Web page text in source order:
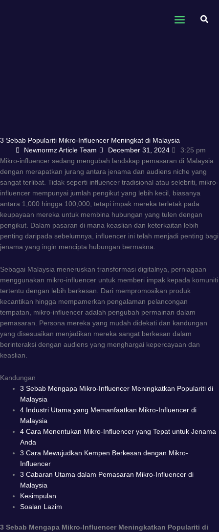
3 Sebab Populariti Mikro-Influencer Meningkat di Malaysia
Newnormz Article Team
December 31, 2024
3:25 pm
Mikro-influencer sedang mengubah landskap pemasaran di Malaysia
dengan merapatkan jurang antara jenama dan audiens niche yang
sangat terlibat. Tidak seperti influencer tradisional atau selebriti, mikro-
influencer mempunyai jumlah pengikut yang lebih kecil, biasanya
antara 1,000 hingga 100,000, tetapi impak mereka terletak pada
keupayaan mereka untuk membina hubungan yang tulen dengan
pengikut. Dalam pasaran di mana keaslian dan keterkaitan lebih
penting daripada sebelumnya, influencer ini telah menjadi penting bagi
jenama yang ingin mencipta hubungan bermakna.
Sebagai Malaysia meneruskan transformasi digitalnya, perniagaan
menggunakan mikro-influencer untuk memberi impak kepada komuniti
tertentu dengan lebih berkesan. Dari mempromosikan produk
kecantikan hingga mempamerkan pengalaman pelancongan
tempatan, mikro-influencer adalah pengubah permainan dalam
pemasaran. Persona mereka yang mudah didekati dan kandungan
yang disesuaikan menjadikan mereka sangat berkesan dalam
berinteraksi dengan audiens yang menghargai kepercayaan dan
keaslian.
Kandungan
3 Sebab Mengapa Mikro-Influencer Meningkatkan Populariti di
Malaysia
4 Industri Utama yang Memanfaatkan Mikro-Influencer di
Malaysia
4 Cara Menentukan Mikro-Influencer yang Tepat untuk Jenama
Anda
3 Cara Mewujudkan Kempen Berkesan dengan Mikro-
Influencer
3 Cabaran Utama dalam Pemasaran Mikro-Influencer di
Malaysia
Kesimpulan
Soalan Lazim
3 Sebab Mengapa Mikro-Influencer Meningkatkan Populariti di